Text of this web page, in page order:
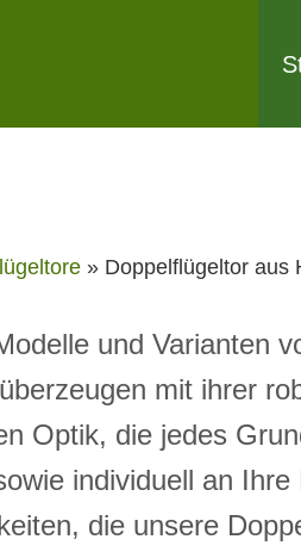
» Doppelflügeltor aus
und Varianten
mit ihrer
Optik, die jedes
individuell an Ihre
die unsere